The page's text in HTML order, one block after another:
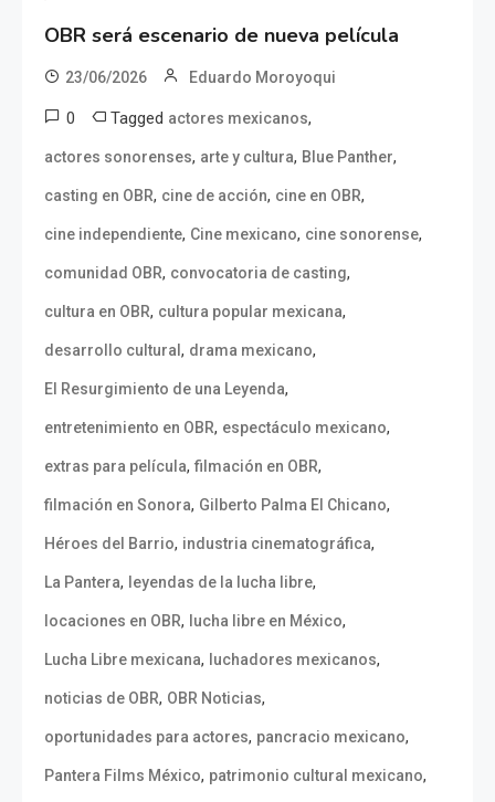
OBR será escenario de nueva película
23/06/2026 Eduardo Moroyoqui
0 Tagged actores mexicanos,
actores sonorenses, arte y cultura, Blue Panther,
casting en OBR, cine de acción, cine en OBR,
cine independiente, Cine mexicano, cine sonorense,
comunidad OBR, convocatoria de casting,
cultura en OBR, cultura popular mexicana,
desarrollo cultural , drama mexicano,
El Resurgimiento de una Leyenda,
entretenimiento en OBR, espectáculo mexicano,
extras para película, filmación en OBR,
filmación en Sonora, Gilberto Palma El Chicano,
Héroes del Barrio, industria cinematográfica,
La Pantera, leyendas de la lucha libre,
locaciones en OBR, lucha libre en México,
Lucha Libre mexicana, luchadores mexicanos,
noticias de OBR, OBR Noticias,
oportunidades para actores, pancracio mexicano,
Pantera Films México, patrimonio cultural mexicano,